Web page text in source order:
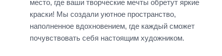
место, где ваши творческие мечты обретут яркие
краски! Мы создали уютное пространство,
наполненное вдохновением, где каждый сможет
почувствовать себя настоящим художником.